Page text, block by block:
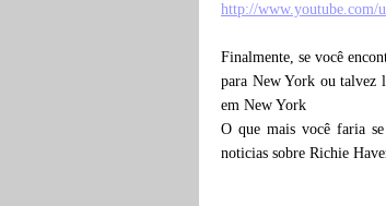
http://www.youtube.com/
Finalmente, se você
para New York ou talvez
em New York
O que mais você faria
noticias sobre Richie